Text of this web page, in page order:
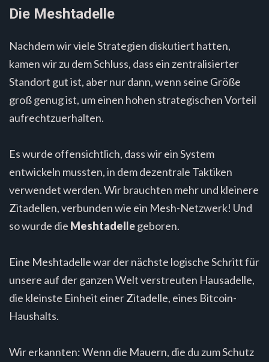
Die Meshtadelle
Nachdem wir viele Strategien diskutiert hatten,
kamen wir zu dem Schluss, dass ein zentralisierter
Standort gut ist, aber nur dann, wenn seine Größe
groß genug ist, um einen hohen strategischen Vorteil
aufrechtzuerhalten.
Es wurde offensichtlich, dass wir ein System
entwickeln mussten, in dem dezentrale Taktiken
verwendet werden. Wir brauchten mehr und kleinere
Zitadellen, verbunden wie ein Mesh-Netzwerk! Und
so wurde die Meshtadellegeboren.
Eine Meshtadelle war der nächste logische Schritt für
unsere auf der ganzen Welt verstreuten Hausadelle,
die kleinste Einheit einer Zitadelle, eines Bitcoin-
Haushalts.
Wir erkannten: Wenn die Mauern, die du zum Schutz